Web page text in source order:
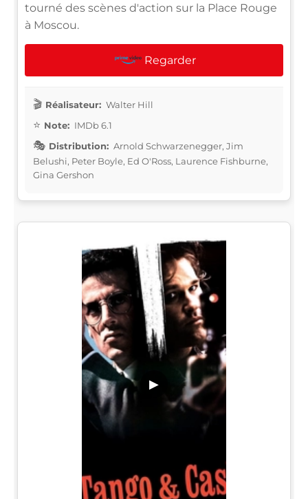
tourné des scènes d'action sur la Place Rouge
à Moscou.
Regarder
Réalisateur: Walter Hill
Note: IMDb 6.1
Distribution: Arnold Schwarzenegger, Jim
Belushi, Peter Boyle, Ed O'Ross, Laurence Fishburne,
Gina Gershon
▶